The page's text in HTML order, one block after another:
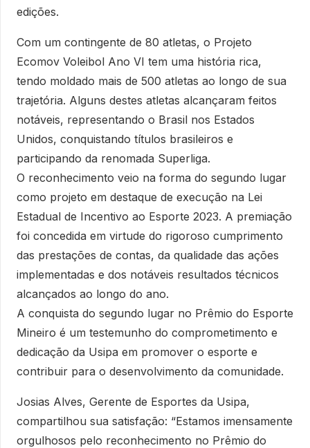
edições.
Com um contingente de 80 atletas, o Projeto
Ecomov Voleibol Ano VI tem uma história rica,
tendo moldado mais de 500 atletas ao longo de sua
trajetória. Alguns destes atletas alcançaram feitos
notáveis, representando o Brasil nos Estados
Unidos, conquistando títulos brasileiros e
participando da renomada Superliga.
O reconhecimento veio na forma do segundo lugar
como projeto em destaque de execução na Lei
Estadual de Incentivo ao Esporte 2023. A premiação
foi concedida em virtude do rigoroso cumprimento
das prestações de contas, da qualidade das ações
implementadas e dos notáveis resultados técnicos
alcançados ao longo do ano.
A conquista do segundo lugar no Prêmio do Esporte
Mineiro é um testemunho do comprometimento e
dedicação da Usipa em promover o esporte e
contribuir para o desenvolvimento da comunidade.
Josias Alves, Gerente de Esportes da Usipa,
compartilhou sua satisfação: “Estamos imensamente
orgulhosos pelo reconhecimento no Prêmio do